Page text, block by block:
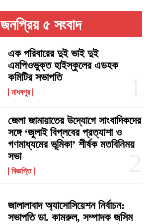
জনপ্রিয় ৫ সংবাদ
এক পরিবারের দুই ভাই দুই
এমপিওভুক্ত হাইস্কুলের এডহক
কমিটির সভাপতি
মাধবপুর
জেলা জামায়াতের উদ্যোগে সাংবাদিকদের
সঙ্গে ‘জুলাই বিপ্লবের প্রত্যাশা ও
গণমাধ্যমের ভূমিকা’ শীর্ষক মতবিনিময়
সভা
বিজ্ঞপ্তি
জালালাবাদ অ্যাসোসিয়েশন নির্বাচন:
সভাপতি ডা. কামরুল, সম্পাদক জসিম